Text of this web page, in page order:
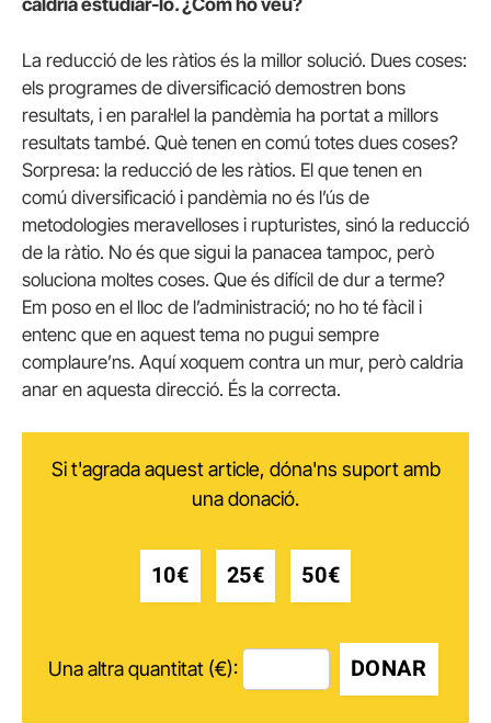
caldria estudiar-lo. ¿Com ho veu?
La reducció de les ràtios és la millor solució. Dues coses:
els programes de diversificació demostren bons
resultats, i en paral·lel la pandèmia ha portat a millors
resultats també. Què tenen en comú totes dues coses?
Sorpresa: la reducció de les ràtios. El que tenen en
comú diversificació i pandèmia no és l’ús de
metodologies meravelloses i rupturistes, sinó la reducció
de la ràtio. No és que sigui la panacea tampoc, però
soluciona moltes coses. Que és difícil de dur a terme?
Em poso en el lloc de l’administració; no ho té fàcil i
entenc que en aquest tema no pugui sempre
complaure’ns. Aquí xoquem contra un mur, però caldria
anar en aquesta direcció. És la correcta.
Si t'agrada aquest article, dóna'ns suport amb
una donació.
10€ 25€ 50€
Una altra quantitat (€): DONAR